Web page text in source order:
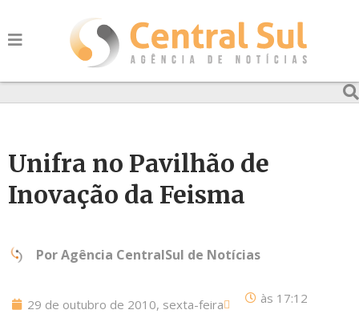
Unifra no Pavilhão de
Inovação da Feisma
PorAgência CentralSul de Notícias
29 de outubro de 2010, sexta-feira às 17:12